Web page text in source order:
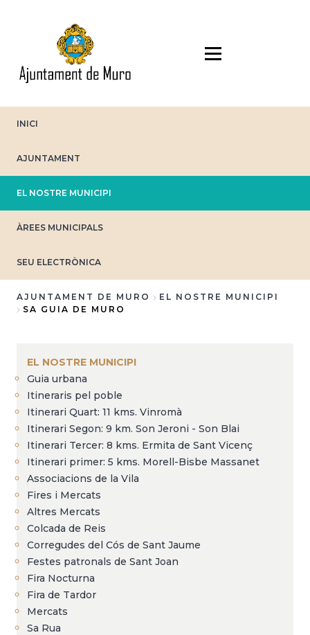
INICI
AJUNTAMENT
EL NOSTRE MUNICIPI
ÀREES MUNICIPALS
SEU ELECTRÒNICA
AJUNTAMENT DE MURO
EL NOSTRE MUNICIPI
SA GUIA DE MURO
EL NOSTRE MUNICIPI
Guia urbana
Itineraris pel poble
Itinerari Quart: 11 kms. Vinromà
Itinerari Segon: 9 km. Son Jeroni - Son Blai
Itinerari Tercer: 8 kms. Ermita de Sant Vicenç
Itinerari primer: 5 kms. Morell-Bisbe Massanet
Associacions de la Vila
Fires i Mercats
Altres Mercats
Colcada de Reis
Corregudes del Cós de Sant Jaume
Festes patronals de Sant Joan
Fira Nocturna
Fira de Tardor
Mercats
Sa Rua